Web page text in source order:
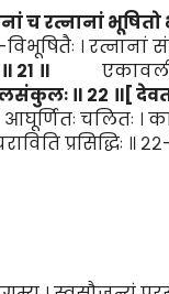
नांच रत्नानांभूषितो
। रत्नानां
२१ ॥ एकावली
संकुलः ॥ २२ ॥[
चलितः ।
प्रसिद्धिः ॥